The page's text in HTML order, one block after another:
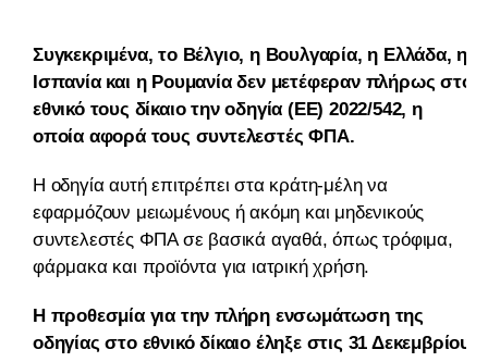
Συγκεκριμένα, το Βέλγιο, η Βουλγαρία, η Ελλάδα, η
Ισπανία και η Ρουμανία δεν μετέφεραν πλήρως στο
εθνικό τους δίκαιο την οδηγία (ΕΕ) 2022/542, η
οποία αφορά τους συντελεστές ΦΠΑ.
Η οδηγία αυτή επιτρέπει στα κράτη-μέλη να
εφαρμόζουν μειωμένους ή ακόμη και μηδενικούς
συντελεστές ΦΠΑ σε βασικά αγαθά, όπως τρόφιμα,
φάρμακα και προϊόντα για ιατρική χρήση.
Η προθεσμία για την πλήρη ενσωμάτωση της
οδηγίας στο εθνικό δίκαιο έληξε στις 31 Δεκεμβρίου